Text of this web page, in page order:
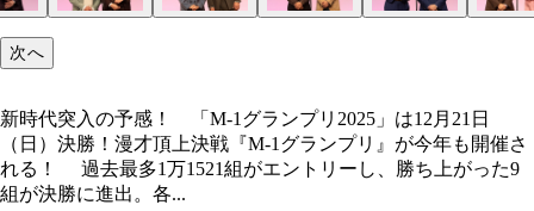
新時代突入の予感！ 「M-1グランプリ2025」は12
ャンブルゴリラ、べーやん
君、原一刻
作、渡辺銀次
和樹
らバンド
隼之介
肥満
次へ
新時代突入の予感！ 「M-1グランプリ2025」は12月21日
（日）決勝！漫才頂上決戦『M-1グランプリ』が今年も開催さ
れる！ 過去最多1万1521組がエントリーし、勝ち上がった9
組が決勝に進出。各...